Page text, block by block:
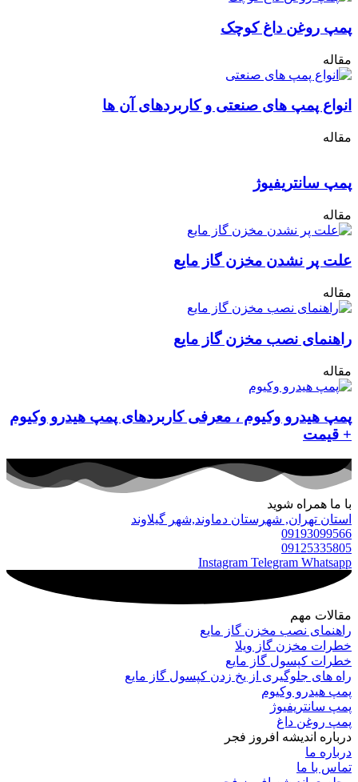
پمپ روغن داغ کوچک
مقاله
انواع پمپ های صنعتی و کاربردهای آن ها
مقاله
پمپ سانتریفیوژ
مقاله
علت پر نشدن مخزن گاز مایع
مقاله
راهنمای نصب مخزن گاز مایع
مقاله
پمپ هیدرو وکیوم ، معرفی کاربردهای پمپ هیدرو وکیوم
+ قیمت
با ما همراه شوید
استان تهران, شهرستان دماوند,شهر گیلاوند
09193099566
09125335805
Instagram Telegram Whatsapp
مقالات مهم
راهنمای نصب مخزن گاز مایع
خطرات مخزن گاز ویلا
خطرات کپسول گاز مایع
راه های جلوگیری از یخ زدن کپسول گاز مایع
پمپ هیدرو وکیوم
پمپ سانتریفیوژ
پمپ روغن داغ
درباره‌ اندیشه افروز فجر
درباره‌ ما
تماس با ما